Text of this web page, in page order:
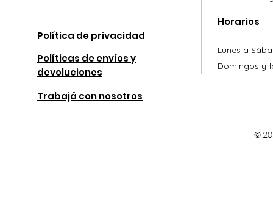
Política de privacidad
Políticas de envíos y
devoluciones
Trabajá con nosotros
Horarios
Lunes a
Domingos y
©